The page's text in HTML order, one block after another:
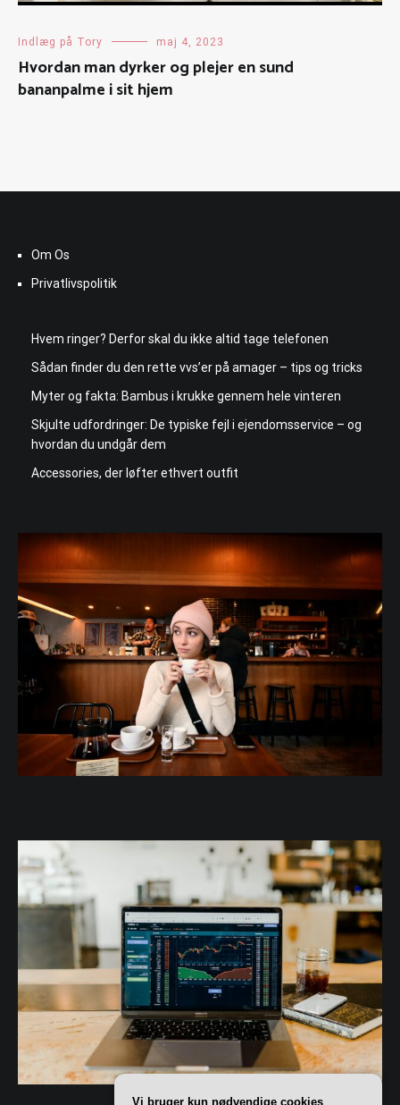
Indlæg på Tory maj 4, 2023
Hvordan man dyrker og plejer en sund
bananpalme i sit hjem
Om Os
Privatlivspolitik
Hvem ringer? Derfor skal du ikke altid tage telefonen
Sådan finder du den rette vvs’er på amager – tips og tricks
Myter og fakta: Bambus i krukke gennem hele vinteren
Skjulte udfordringer: De typiske fejl i ejendomsservice – og
hvordan du undgår dem
Accessories, der løfter ethvert outfit
Vi bruger kun nødvendige cookies